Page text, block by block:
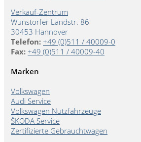
Verkauf-Zentrum
Wunstorfer Landstr. 86
30453 Hannover
Telefon: +49 (0)511 / 40009-0
Fax: +49 (0)511 / 40009-40
Marken
Volkswagen
Audi Service
Volkswagen Nutzfahrzeuge
ŠKODA Service
Zertifizierte Gebrauchtwagen